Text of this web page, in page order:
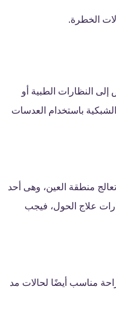
الخطرة.
النظارات الطبية أو
باستخدام العدسات
منطقة العين، وهى أحد
علاج الحول، فيجب
مناسب أيضًا لحالات مد